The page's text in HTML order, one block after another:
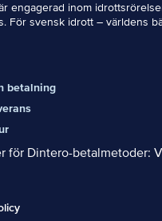
engagerad inom
För svensk idrott – världens
betalning